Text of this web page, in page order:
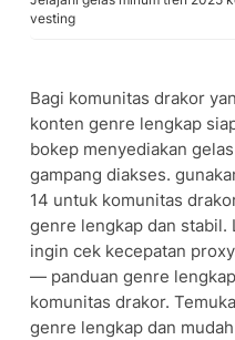
vesting
Bagi komunitas drakor
konten genre lengkap
bokep menyediakan
gampang diakses.
14 untuk komunitas
genre lengkap dan stabil.
ingin cek kecepatan
— panduan genre
komunitas drakor.
genre lengkap dan